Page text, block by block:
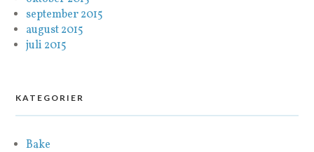
september 2015
august 2015
juli 2015
KATEGORIER
Bake